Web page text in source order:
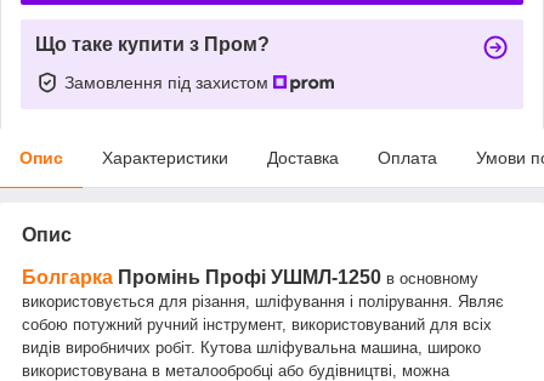
Що таке купити з Пром?
Замовлення під захистом
Опис Характеристики Доставка Оплата Умови
Опис
Болгарка Промінь Профі УШМЛ-1250 в основному
використовується для різання, шліфування і полірування. Являє
собою потужний ручний інструмент, використовуваний для всіх
видів виробничих робіт. Кутова шліфувальна машина, широко
використовувана в металообробці або будівництві, можна